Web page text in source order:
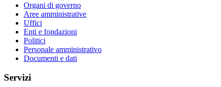
Organi di governo
Aree amministrative
Uffici
Enti e fondazioni
Politici
Personale amministrativo
Documenti e dati
Servizi